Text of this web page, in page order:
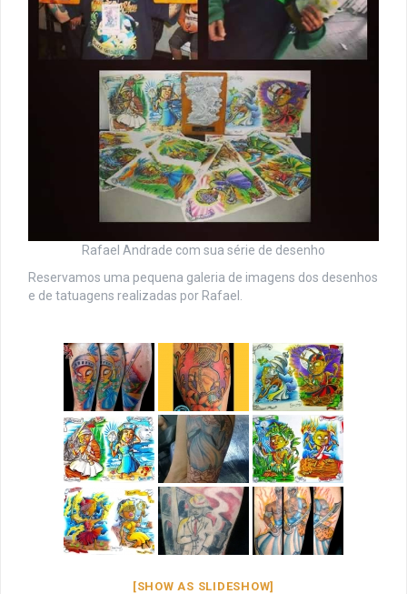
Rafael Andrade com sua série de desenho
Reservamos uma pequena galeria de imagens dos desenhos
e de tatuagens realizadas por Rafael.
[SHOW AS SLIDESHOW]